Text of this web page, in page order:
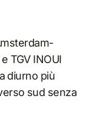
TGV INOUI
diurno più
sud senza